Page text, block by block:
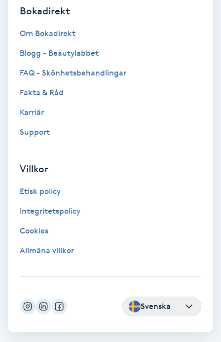
Bröllopsuppsättning
Celluliter
Damklippning
Diamantslipning
Extensions
Bokadirekt
Om Bokadirekt
Blogg - Beautylabbet
FAQ - Skönhetsbehandlingar
Fakta & Råd
Karriär
Support
Villkor
Etisk policy
Integritetspolicy
Cookies
Allmäna villkor
Svenska